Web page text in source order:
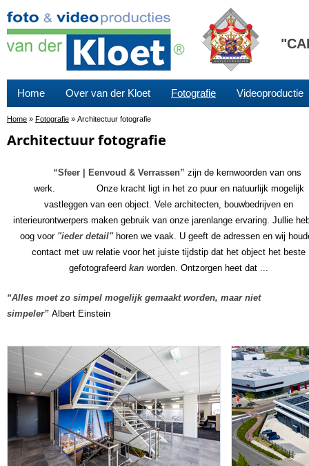
Home Over van der Kloet Fotografie Videoproductie
Home » Fotografie » Architectuur fotografie
Architectuur fotografie
“Sfeer | Eenvoud & Verrassen” zijn de kernwoorden van ons
werk. Onze kracht ligt in het zo puur en natuurlijk mogelijk
vastleggen van een object. Vele architecten, bouwbedrijven en
interieurontwerpers maken gebruik van onze jarenlange ervaring. Jullie
oog voor "ieder detail"horen we vaak. U geeft de adressen en wij
contact met uw relatie voor het juiste tijdstip dat het object het beste
gefotografeerd kan worden. Ontzorgen heet dat ...
“Alles moet zo simpel mogelijk gemaakt worden, maar niet
simpeler” Albert Einstein